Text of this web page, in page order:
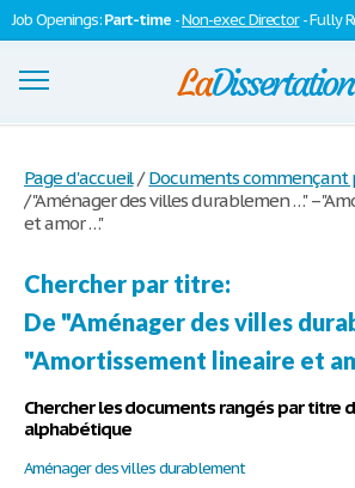
Job Openings:Part-time -Non-exec Director- Fully
S'inscrire
Page d'accueil / Documents commençant
/"Aménager des villes durablemen …" –
et amor …"
Chercher par titre:
De "Aménager des villes
"Amortissement lineaire et
Chercher les documents rangés par titre
alphabétique
Aménager des villes durablement